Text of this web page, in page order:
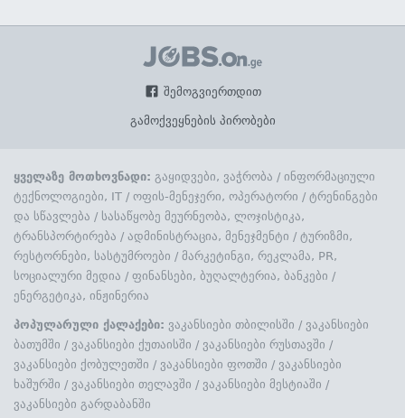
შემოგვიერთდით
გამოქვეყნების პირობები
ყველაზე მოთხოვნადი: გაყიდვები, ვაჭრობა / ინფორმაციული
ტექნოლოგიები, IT / ოფის-მენეჯერი, ოპერატორი / ტრენინგები
და სწავლება / სასაწყობე მეურნეობა, ლოჯისტიკა,
ტრანსპორტირება / ადმინისტრაცია, მენეჯმენტი / ტურიზმი,
რესტორნები, სასტუმროები / მარკეტინგი, რეკლამა, PR,
სოციალური მედია / ფინანსები, ბუღალტერია, ბანკები /
ენერგეტიკა, ინჟინერია
პოპულარული ქალაქები: ვაკანსიები თბილისში / ვაკანსიები
ბათუმში / ვაკანსიები ქუთაისში / ვაკანსიები რუსთავში /
ვაკანსიები ქობულეთში / ვაკანსიები ფოთში / ვაკანსიები
ხაშურში / ვაკანსიები თელავში / ვაკანსიები მესტიაში /
ვაკანსიები გარდაბანში